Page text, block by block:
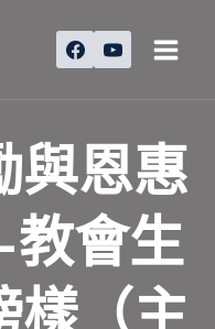
與恩惠
會生